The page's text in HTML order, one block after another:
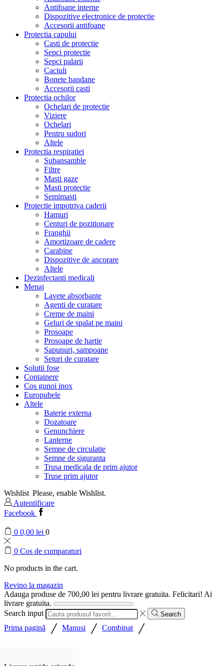
Antifoane interne
Dispozitive electronice de protectie
Accesorii antifoane
Protectia capului
Casti de protectie
Sepci protectie
Sepci palarii
Caciuli
Bonete bandane
Accesorii casti
Protectia ochilor
Ochelari de protectie
Viziere
Ochelari
Pentru sudori
Altele
Protectia respiratiei
Subansamble
Filtre
Masti gaze
Masti protectie
Semimasti
Protectie impotriva caderii
Hamuri
Centuri de pozitionare
Franghii
Amortizoare de cadere
Carabine
Dispozitive de ancorare
Altele
Dezinfectanti medicali
Menaj
Lavete absorbante
Agenti de curatare
Creme de maini
Geluri de spalat pe maini
Prosoape
Prosoape de hartie
Sapunuri, sampoane
Seturi de curatare
Solutii fose
Containere
Cos gunoi inox
Europubele
Altele
Baterie externa
Dozatoare
Genunchiere
Lanterne
Semne de circulatie
Semne de siguranta
Trusa medicala de prim ajutor
Truse prim ajutor
Wishlist Please, enable Wishlist.
Autentificare
Facebook
0 0,00 lei 0
0 Cos de cumparaturi
No products in the cart.
Revino la magazin
Adauga produse de 700,00 lei pentru livrare gratuita. Felicitari! Ai
livrare gratuita.
Search input
Search
Prima pagină / Manusi / Combinat /